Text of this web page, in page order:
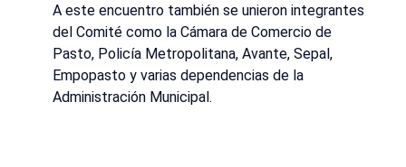
A este encuentro también se unieron integrantes
del Comité como la Cámara de Comercio de
Pasto, Policía Metropolitana, Avante, Sepal,
Empopasto y varias dependencias de la
Administración Municipal.